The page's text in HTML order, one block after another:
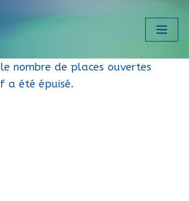
nombre de places ouvertes
a été épuisé.